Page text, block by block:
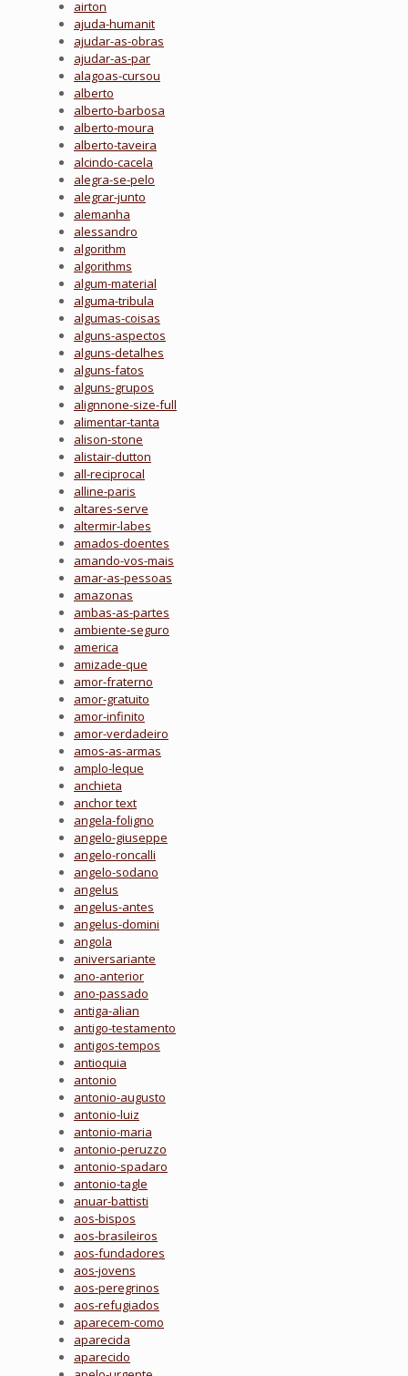
airton
ajuda-humanit
ajudar-as-obras
ajudar-as-par
alagoas-cursou
alberto
alberto-barbosa
alberto-moura
alberto-taveira
alcindo-cacela
alegra-se-pelo
alegrar-junto
alemanha
alessandro
algorithm
algorithms
algum-material
alguma-tribula
algumas-coisas
alguns-aspectos
alguns-detalhes
alguns-fatos
alguns-grupos
alignnone-size-full
alimentar-tanta
alison-stone
alistair-dutton
all-reciprocal
alline-paris
altares-serve
altermir-labes
amados-doentes
amando-vos-mais
amar-as-pessoas
amazonas
ambas-as-partes
ambiente-seguro
america
amizade-que
amor-fraterno
amor-gratuito
amor-infinito
amor-verdadeiro
amos-as-armas
amplo-leque
anchieta
anchor text
angela-foligno
angelo-giuseppe
angelo-roncalli
angelo-sodano
angelus
angelus-antes
angelus-domini
angola
aniversariante
ano-anterior
ano-passado
antiga-alian
antigo-testamento
antigos-tempos
antioquia
antonio
antonio-augusto
antonio-luiz
antonio-maria
antonio-peruzzo
antonio-spadaro
antonio-tagle
anuar-battisti
aos-bispos
aos-brasileiros
aos-fundadores
aos-jovens
aos-peregrinos
aos-refugiados
aparecem-como
aparecida
aparecido